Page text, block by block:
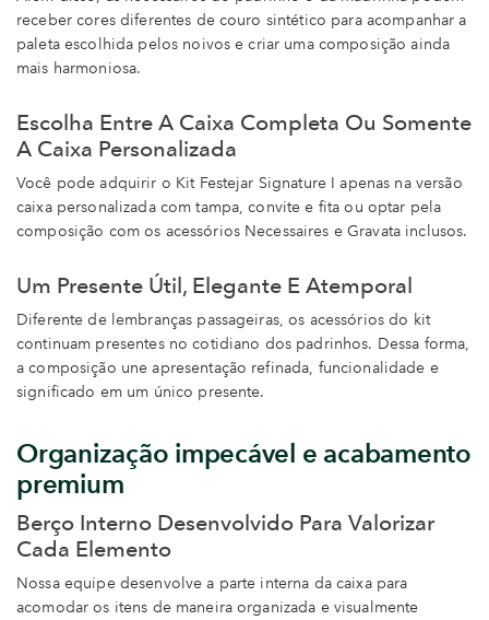
receber cores diferentes de couro sintético para acompanhar a
paleta escolhida pelos noivos e criar uma composição ainda
mais harmoniosa.
Escolha Entre A Caixa Completa Ou Somente
A Caixa Personalizada
Você pode adquirir o Kit Festejar Signature I apenas na versão
caixa personalizada com tampa, convite e fita ou optar pela
composição com os acessórios Necessaires e Gravata inclusos.
Um Presente Útil, Elegante E Atemporal
Diferente de lembranças passageiras, os acessórios do kit
continuam presentes no cotidiano dos padrinhos. Dessa forma,
a composição une apresentação refinada, funcionalidade e
significado em um único presente.
Organização impecável e acabamento
premium
Berço Interno Desenvolvido Para Valorizar
Cada Elemento
Nossa equipe desenvolve a parte interna da caixa para
acomodar os itens de maneira organizada e visualmente